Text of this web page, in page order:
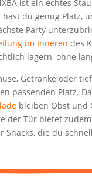
ist ein ech­tes
du genug Platz,
Par­ty
im Inne­ren des
lagern, ohne
Geträn­ke oder
pas­sen­den Platz.
blei­ben Obst und
der Tür bie­tet
Snacks, die du